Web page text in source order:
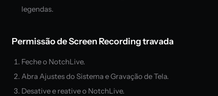
legendas.
Permissão de Screen Recording travada
Feche o NotchLive.
Abra Ajustes do Sistema e Gravação de Tela.
Desative e reative o NotchLive.